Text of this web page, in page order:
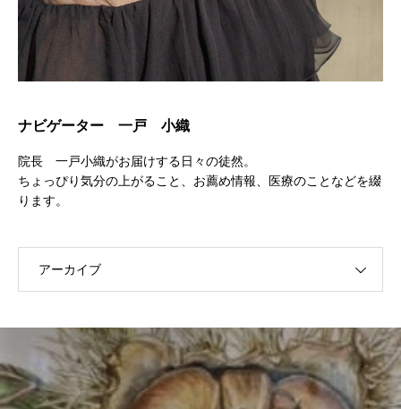
ナビゲーター 一戸 小織
院長 一戸小織がお届けする日々の徒然。
ちょっぴり気分の上がること、お薦め情報、医療のことなどを綴
ります。
アーカイブ